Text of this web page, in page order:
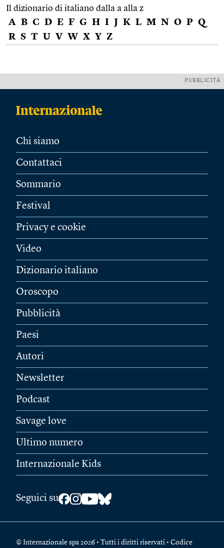
Il dizionario di italiano dalla a alla z
A B C D E F G H I J K L M N O P Q
R S T U V W X Y Z
PUBBLICITÀ
Chi siamo
Contattaci
Sommario
Festival
Privacy e cookie
Video
Dizionario italiano
Oroscopo
Pubblicità
Paesi
Autori
Newsletter
Podcast
Savage love
Ultimo numero
Internazionale Kids
Seguici su
© Internazionale spa 2026 • Tutti i diritti riservati • Codice